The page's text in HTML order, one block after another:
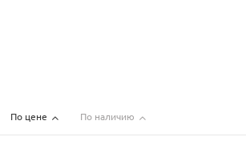
По цене По наличию